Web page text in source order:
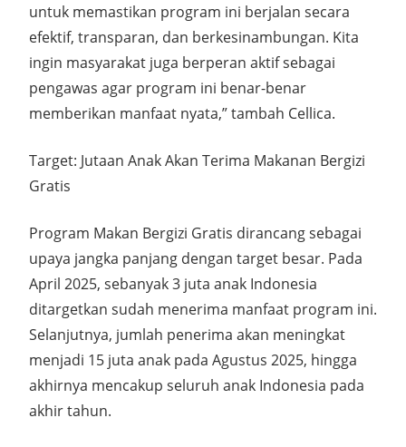
untuk memastikan program ini berjalan secara
efektif, transparan, dan berkesinambungan. Kita
ingin masyarakat juga berperan aktif sebagai
pengawas agar program ini benar-benar
memberikan manfaat nyata,” tambah Cellica.
Target: Jutaan Anak Akan Terima Makanan Bergizi
Gratis
Program Makan Bergizi Gratis dirancang sebagai
upaya jangka panjang dengan target besar. Pada
April 2025, sebanyak 3 juta anak Indonesia
ditargetkan sudah menerima manfaat program ini.
Selanjutnya, jumlah penerima akan meningkat
menjadi 15 juta anak pada Agustus 2025, hingga
akhirnya mencakup seluruh anak Indonesia pada
akhir tahun.